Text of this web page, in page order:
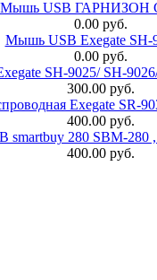
Мышь USB ГАРНИЗОН
0.00 руб.
Мышь USB Exegate SH-
0.00 руб.
SH-9025/ SH-
300.00 руб.
Exegate SR-
400.00 руб.
smartbuy 280 SBM-280
400.00 руб.